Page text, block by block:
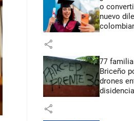
o
nuevo
share
77
Briceño
drones
share